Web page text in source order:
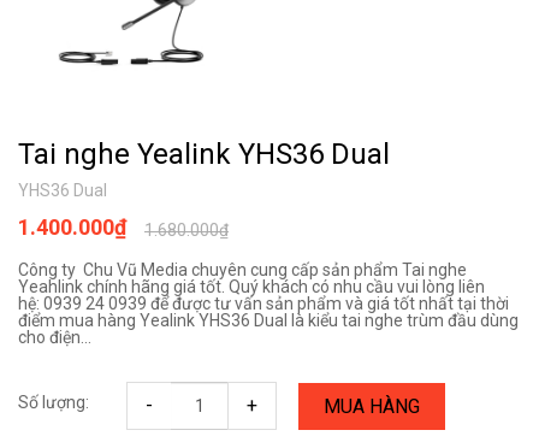
Tai nghe Yealink YHS36 Dual
YHS36 Dual
1.680.000₫
1.400.000₫
Công ty Chu Vũ Media chuyên cung cấp sản phẩm Tai nghe
Yeahlink chính hãng giá tốt. Quý khách có nhu cầu vui lòng liên
hệ: 0939 24 0939 để được tư vấn sản phẩm và giá tốt nhất tại thời
điểm mua hàng Yealink YHS36 Dual là kiểu tai nghe trùm đầu dùng
cho điện...
Số lượng: - + MUA HÀNG